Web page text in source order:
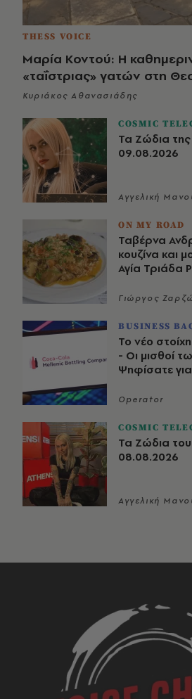
THESS VOICE
Μαρία Κοντού: Η
«ταΐστριας» γατών στη
Κυριάκος Αθανασιάδης
COSMIC
Τα Ζώδια
09.08.2026
Αγγελική
ON MY ROAD
Ταβέρνα
κουζίνα και
Αγία Τριάδα
Γιώργος
BUSINESS
Το νέο
- Οι μισθοί
Ψηφίσατε
Operator
COSMIC
Τα Ζώδια
08.08.2026
Αγγελική